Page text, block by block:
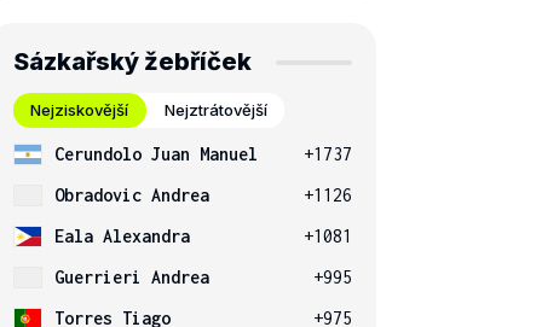
Sázkařský žebříček
Nejziskovější Nejztrátovější
Cerundolo Juan Manuel
+1737
Obradovic Andrea
+1126
Eala Alexandra
+1081
Guerrieri Andrea
+995
Torres Tiago
+975